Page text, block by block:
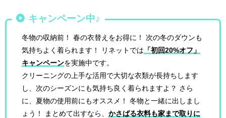
キャンペーン中♪
冬物の収納前！ 春の衣替えをお得に！ 次の冬のダウンも
気持ちよく着られます！ リネットでは 「初回20%オフ」
キャンペーンを実施中です。
クリーニングの上手な活用で大切な衣類が長持ちします
し、次のシーズンにも気持ち良く着られますよ？ さら
に、夏物の使用前にもオススメ！ 冬物と一緒に出しまし
ょう！ まとめて出すなら、かさばる衣料も家まで取りに